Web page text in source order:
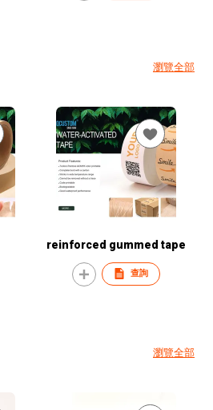
瀏覽全部
reinforced gummed tape
查詢
瀏覽全部